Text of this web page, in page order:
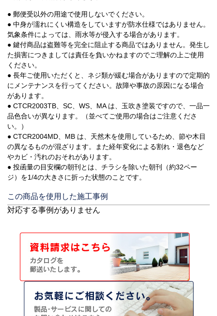
● 郵便受以外の用途で使用しないでください。
● 中身が濡れにくい構造をしていますが防水仕様ではありません。
気象条件によっては、雨水等が侵入する場合があります。
● 鍵付商品は盗難等を完全に阻止する商品ではありません。発生し
た損害につきましては責任を負いかねますのでご理解の上ご使用
ください。
● 長年ご使用いただくと、ネジ類が緩む場合がありますので定期的
にメンテナンスを行ってください。故障や事故の原因になる場合
があります。
● CTCR2003TB、SC、WS、MA は、玉吹き塗装ですので、一品一
品色合いが異なります。（並べてご使用の場合はご注意くださ
い。）
● CTCR2004MD、MB は、天然木を使用しているため、節や木目
の異なるものが混ざります。また経年変化による割れ・退色など
やカビ・汚れのおそれがあります。
● 投函量の目安欄の朝刊とは、チラシを除いた朝刊（約32ペー
ジ）を1/4の大きさに折った状態のことです。
この商品を使用した施工事例
対応する事例がありません